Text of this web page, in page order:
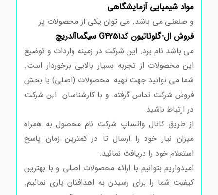
مواد شیمیایی آزمایشگاهی
و صنعتی می باشد. می توان یکی از محصولات پر
فروش ال-گلوتاتیون کدG4251 سیگماآلدریچ
می باشد نام برد. این شرکت در زمینه واردات و توضیع
این محصولات از تجربه بسیار بالایی برخوردار است.
شما می توانید جهت تهیه محصولات (اصلی) با بخش
فروش شرکت تماس گرفته. و با کارشناسان این شرکت
در ارتباط باشید.
از طریق کانال واتساپ شرکت نام محصول به همراه
میزان نیاز خود را ارسال تا در کمترین زمان پاسخ
استعلام خود را دریافت نمائید.
امیدواریم بتوانیم با ارائه محصولات اصلی و با بهترین
کیفیت شما را برای رسیدن به اهدافتان یاری نمائیم.